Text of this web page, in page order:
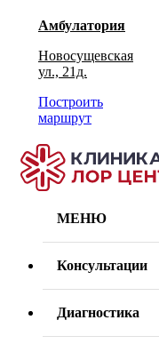
Амбулатория
Новосущевская
ул., 21д.
Построить
маршрут
МЕНЮ
Консультации
Диагностика